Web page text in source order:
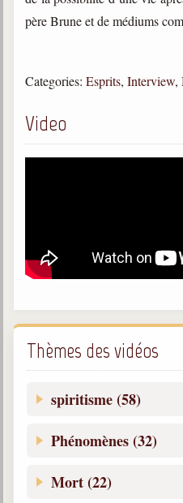
trimestrielles
L'Agora
Consultez les réponses
Galerie
Galerie photos
Vidéoscope
père Brune et de médiums
Categories: Esprits, Interview,
Video
Thèmes des vidéos
spiritisme (58)
Phénomènes (32)
Mort (22)